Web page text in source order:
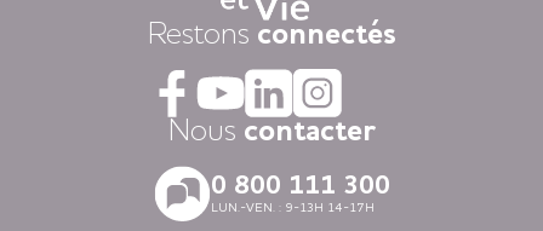
Dans nos résidences pour personnes âgées vous vivez dans
la tranquillité grâce au dispositif d’appel d’urgence et la
coordination médicale inclues. Faites le choix du confort
avec la restauration, la blanchisserie, l’espace coiffure-beauté
ou l’espace forme et détente à votre disposition dans vos
espaces communs.
Avec nos logements modernes et spécialement adaptés aux
personnes âgées vous vivez en toute autonomie dans des
villes agréables et des environnements soigneusement
Restons connectés
Nous contacter
0 800 111 300
LUN.-VEN. : 9-13H 14-17H